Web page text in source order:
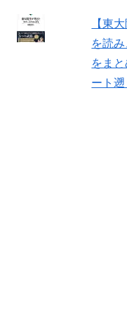
【東
を読
をま
ート